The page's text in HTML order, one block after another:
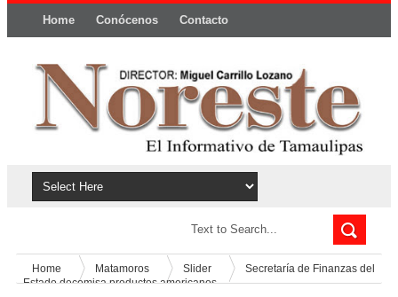
Home Conócenos Contacto
Home Matamoros Slider
Secretaría de Finanzas del
Estado decomisa productos americanos.